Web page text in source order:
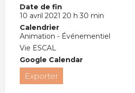
Date de fin
10 avril 2021 20 h 30 min
Calendrier
Animation - Événementiel
Vie ESCAL
Google Calendar
Exporter